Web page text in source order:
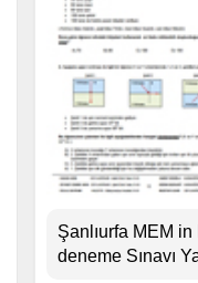
Şanlıurfa MEM in
deneme Sınavı